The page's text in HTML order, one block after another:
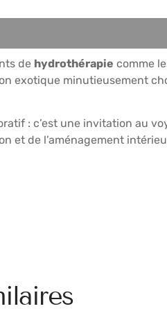
de hydrothérapie comme
exotique minutieusement
: c’est une invitation au
et de l’aménagement